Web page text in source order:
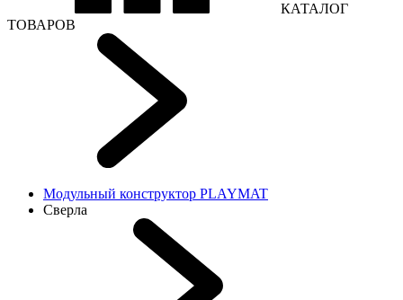
КАТАЛОГ
ТОВАРОВ
Модульный конструктор PLAYMAT
Сверла